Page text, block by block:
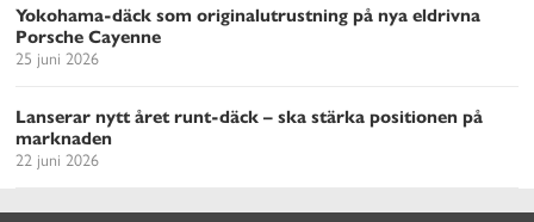
Yokohama-däck som originalutrustning på nya eldrivna
Porsche Cayenne
25 juni 2026
Lanserar nytt året runt-däck – ska stärka positionen på
marknaden
22 juni 2026